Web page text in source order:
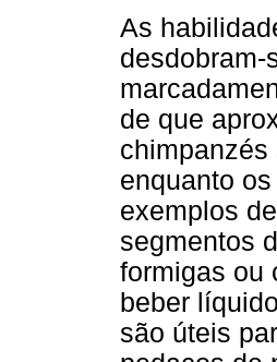
As
desdobram-
de que
chimpanzés
enquanto
exemplos
segmentos
formigas ou
beber
são úteis